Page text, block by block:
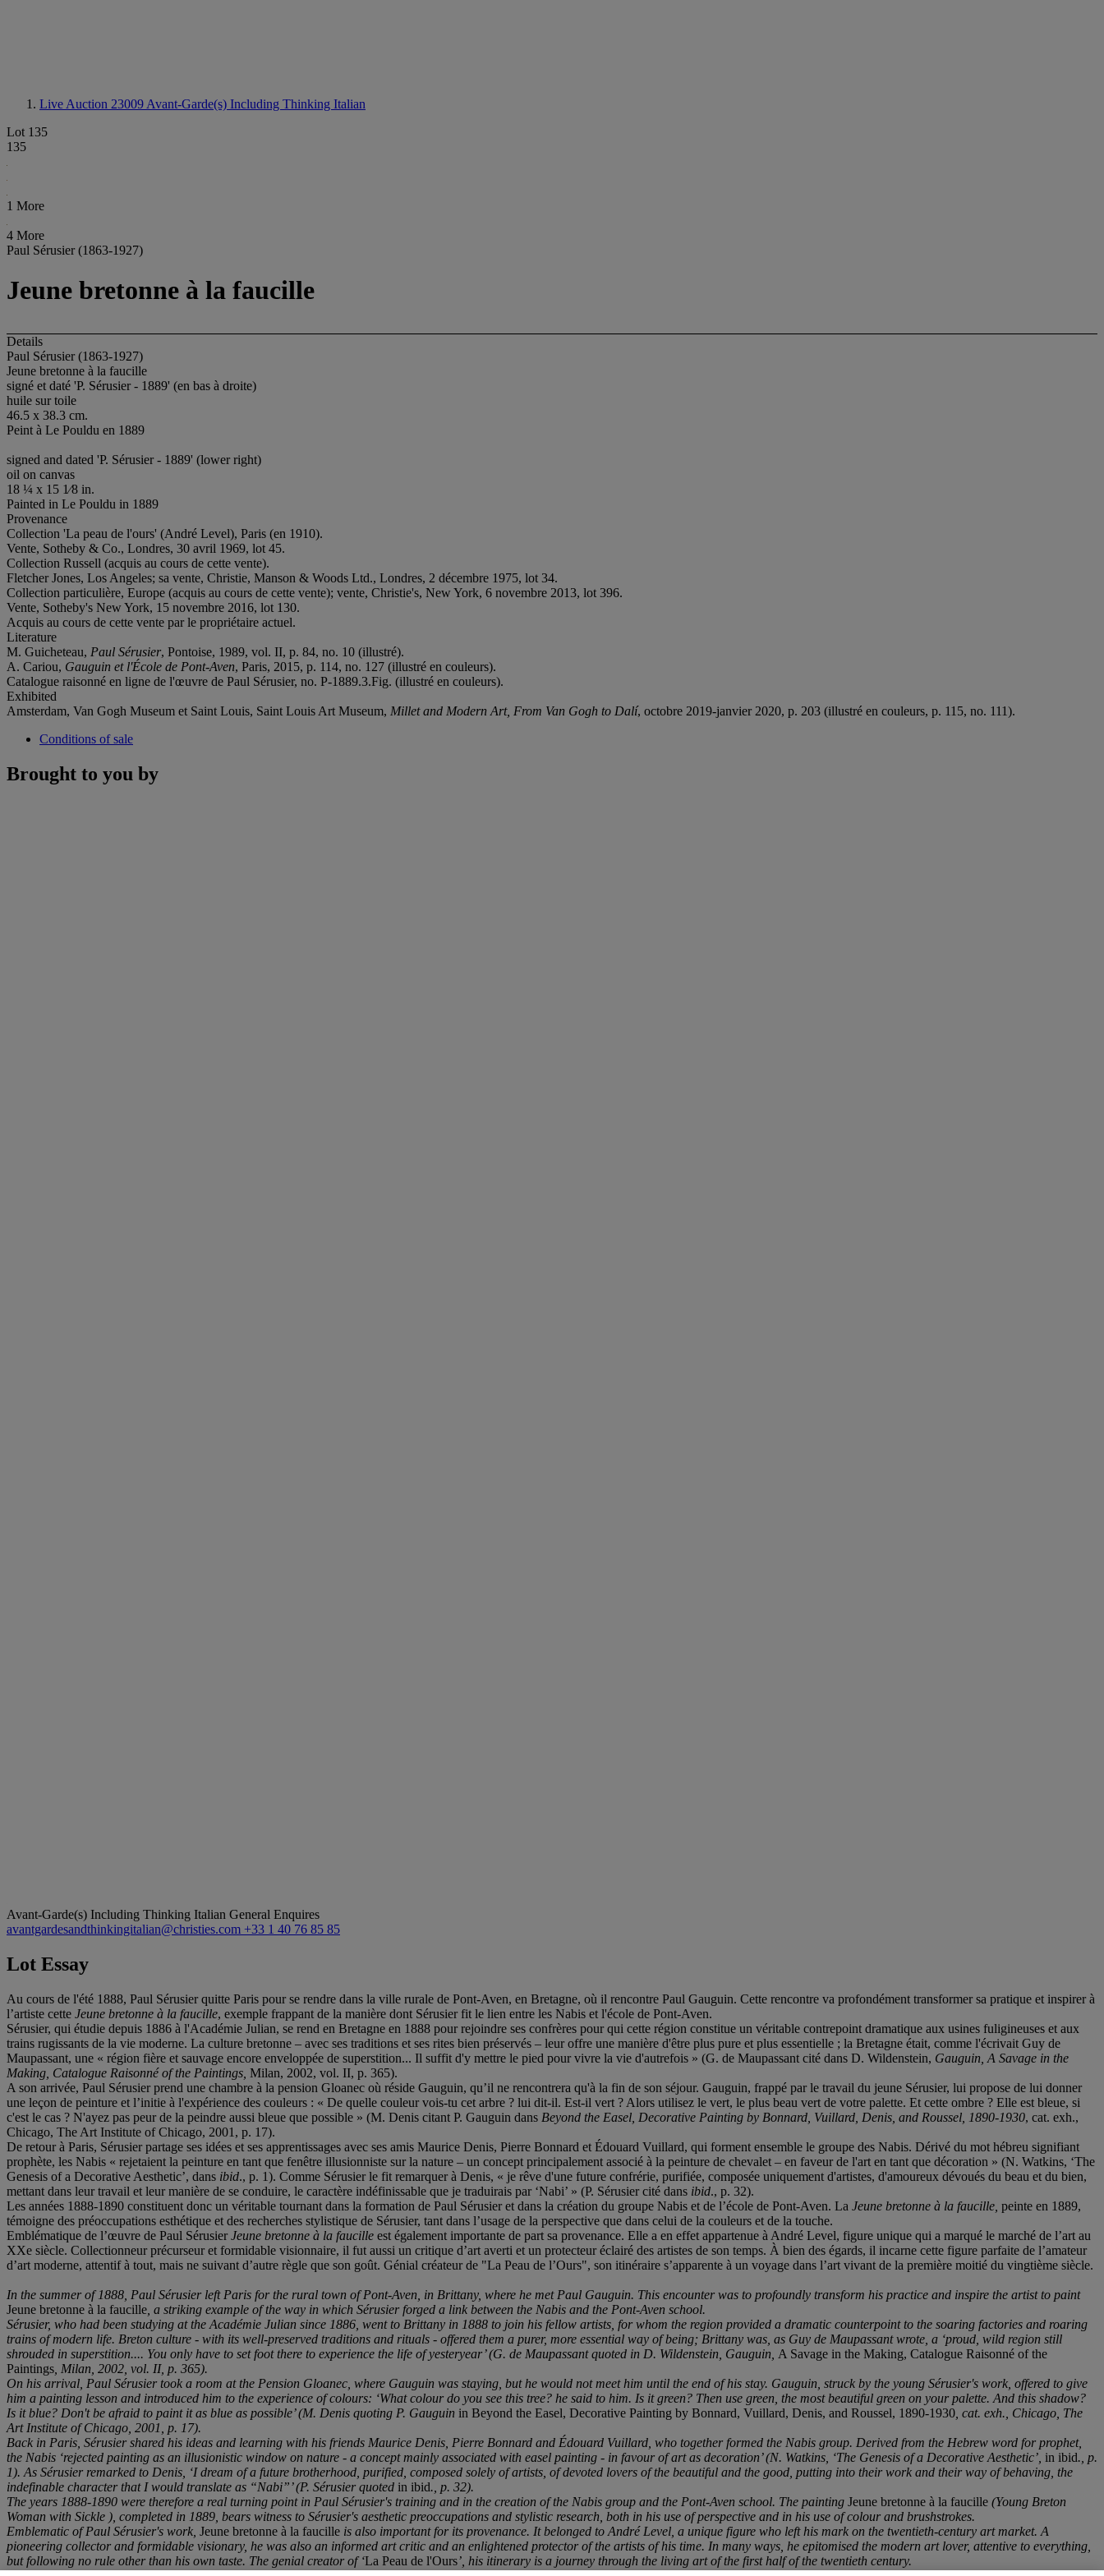
Live Auction 23009 Avant-Garde(s) Including Thinking Italian
Lot 135
135
1 More
4 More
Paul Sérusier (1863-1927)
Jeune bretonne à la faucille
Details
Paul Sérusier (1863-1927)
Jeune bretonne à la faucille
signé et daté 'P. Sérusier - 1889' (en bas à droite)
huile sur toile
46.5 x 38.3 cm.
Peint à Le Pouldu en 1889
signed and dated 'P. Sérusier - 1889' (lower right)
oil on canvas
18 ¼ x 15 1⁄8 in.
Painted in Le Pouldu in 1889
Provenance
Collection 'La peau de l'ours' (André Level), Paris (en 1910).
Vente, Sotheby & Co., Londres, 30 avril 1969, lot 45.
Collection Russell (acquis au cours de cette vente).
Fletcher Jones, Los Angeles; sa vente, Christie, Manson & Woods Ltd., Londres, 2 décembre 1975, lot 34.
Collection particulière, Europe (acquis au cours de cette vente); vente, Christie's, New York, 6 novembre 2013, lot 396.
Vente, Sotheby's New York, 15 novembre 2016, lot 130.
Acquis au cours de cette vente par le propriétaire actuel.
Literature
M. Guicheteau, Paul Sérusier, Pontoise, 1989, vol. II, p. 84, no. 10 (illustré).
A. Cariou, Gauguin et l'École de Pont-Aven, Paris, 2015, p. 114, no. 127 (illustré en couleurs).
Catalogue raisonné en ligne de l'œuvre de Paul Sérusier, no. P-1889.3.Fig. (illustré en couleurs).
Exhibited
Amsterdam, Van Gogh Museum et Saint Louis, Saint Louis Art Museum, Millet and Modern Art, From Van Gogh to Dalí, octobre 2019-janvier 20­20, p. 203 (illustré en couleurs, p. 115, no. 111).
Conditions of sale
Brought to you by
Avant-Garde(s) Including Thinking Italian General Enquires
avantgardesandthinkingitalian@christies.com +33 1 40 76 85 85
Lot Essay
Au cours de l'été 1888, Paul Sérusier quitte Paris pour se rendre dans la ville rurale de Pont-Aven, en Bretagne, où il rencontre Paul Gauguin. Cette rencontre va profondément transformer sa pratique et inspirer à
l’artiste cette Jeune bretonne à la faucille, exemple frappant de la manière dont Sérusier fit le lien entre les Nabis et l'école de Pont-Aven.
Sérusier, qui étudie depuis 1886 à l'Académie Julian, se rend en Bretagne en 1888 pour rejoindre ses confrères pour qui cette région constitue un véritable contrepoint dramatique aux usines fuligineuses et aux
trains rugissants de la vie moderne. La culture bretonne – avec ses traditions et ses rites bien préservés – leur offre une manière d'être plus pure et plus essentielle ; la Bretagne était, comme l'écrivait Guy de
Maupassant, une « région fière et sauvage encore enveloppée de superstition... Il suffit d'y mettre le pied pour vivre la vie d'autrefois » (G. de Maupassant cité dans D. Wildenstein, Gauguin, A Savage in the
Making, Catalogue Raisonné of the Paintings, Milan, 2002, vol. II, p. 365).
A son arrivée, Paul Sérusier prend une chambre à la pension Gloanec où réside Gauguin, qu’il ne rencontrera qu'à la fin de son séjour. Gauguin, frappé par le travail du jeune Sérusier, lui propose de lui donner
une leçon de peinture et l’initie à l'expérience des couleurs : « De quelle couleur vois-tu cet arbre ? lui dit-il. Est-il vert ? Alors utilisez le vert, le plus beau vert de votre palette. Et cette ombre ? Elle est bleue, si
c'est le cas ? N'ayez pas peur de la peindre aussi bleue que possible » (M. Denis citant P. Gauguin dans Beyond the Easel, Decorative Painting by Bonnard, Vuillard, Denis, and Roussel, 1890-1930, cat. exh.,
Chicago, The Art Institute of Chicago, 2001, p. 17).
De retour à Paris, Sérusier partage ses idées et ses apprentissages avec ses amis Maurice Denis, Pierre Bonnard et Édouard Vuillard, qui forment ensemble le groupe des Nabis. Dérivé du mot hébreu signifiant
prophète, les Nabis « rejetaient la peinture en tant que fenêtre illusionniste sur la nature – un concept principalement associé à la peinture de chevalet – en faveur de l'art en tant que décoration » (N. Watkins, ‘The
Genesis of a Decorative Aesthetic’, dans ibid., p. 1). Comme Sérusier le fit remarquer à Denis, « je rêve d'une future confrérie, purifiée, composée uniquement d'artistes, d'amoureux dévoués du beau et du bien,
mettant dans leur travail et leur manière de se conduire, le caractère indéfinissable que je traduirais par ‘Nabi’ » (P. Sérusier cité dans ibid., p. 32).
Les années 1888-1890 constituent donc un véritable tournant dans la formation de Paul Sérusier et dans la création du groupe Nabis et de l’école de Pont-Aven. La Jeune bretonne à la faucille, peinte en 1889,
témoigne des préoccupations esthétique et des recherches stylistique de Sérusier, tant dans l’usage de la perspective que dans celui de la couleurs et de la touche.
Emblématique de l’œuvre de Paul SérusierJeune bretonne à la faucille est également importante de part sa provenance. Elle a en effet appartenue à André Level, figure unique qui a marqué le marché de l’art au
XXe siècle. Collectionneur précurseur et formidable visionnaire, il fut aussi un critique d’art averti et un protecteur éclairé des artistes de son temps. À bien des égards, il incarne cette figure parfaite de l’amateur
d’art moderne, attentif à tout, mais ne suivant d’autre règle que son goût. Génial créateur de "La Peau de l’Ours", son itinéraire s’apparente à un voyage dans l’art vivant de la première moitié du vingtième siècle.
In the summer of 1888, Paul Sérusier left Paris for the rural town of Pont-Aven, in Brittany, where he met Paul Gauguin. This encounter was to profoundly transform his practice and inspire the artist to paint
Jeune bretonne à la faucille , a striking example of the way in which Sérusier forged a link between the Nabis and the Pont-Aven school.
Sérusier, who had been studying at the Académie Julian since 1886, went to Brittany in 1888 to join his fellow artists, for whom the region provided a dramatic counterpoint to the soaring factories and roaring
trains of modern life. Breton culture - with its well-preserved traditions and rituals - offered them a purer, more essential way of being; Brittany was, as Guy de Maupassant wrote, a ‘proud, wild region still
shrouded in superstition.... You only have to set foot there to experience the life of yesteryear’ (G. de Maupassant quoted in D. Wildenstein, Gauguin, A Savage in the Making, Catalogue Raisonné of the
Paintings , Milan, 2002, vol. II, p. 365).
On his arrival, Paul Sérusier took a room at the Pension Gloanec, where Gauguin was staying, but he would not meet him until the end of his stay. Gauguin, struck by the young Sérusier's work, offered to give
him a painting lesson and introduced him to the experience of colours: ‘What colour do you see this tree? he said to him. Is it green? Then use green, the most beautiful green on your palette. And this shadow?
Is it blue? Don't be afraid to paint it as blue as possible’ (M. Denis quoting P. Gauguin in Beyond the Easel, Decorative Painting by Bonnard, Vuillard, Denis, and Roussel, 1890-1930 , cat. exh., Chicago, The
Art Institute of Chicago, 2001, p. 17).
Back in Paris, Sérusier shared his ideas and learning with his friends Maurice Denis, Pierre Bonnard and Édouard Vuillard, who together formed the Nabis group. Derived from the Hebrew word for prophet,
the Nabis ‘rejected painting as an illusionistic window on nature - a concept mainly associated with easel painting - in favour of art as decoration’ (N. Watkins, ‘The Genesis of a Decorative Aesthetic’, in ibid., p.
1). As Sérusier remarked to Denis, ‘I dream of a future brotherhood, purified, composed solely of artists, of devoted lovers of the beautiful and the good, putting into their work and their way of behaving, the
indefinable character that I would translate as “Nabi”’ (P. Sérusier quoted in ibid., p. 32).
The years 1888-1890 were therefore a real turning point in Paul Sérusier's training and in the creation of the Nabis group and the Pont-Aven school. The painting Jeune bretonne à la faucille (Young Breton
Woman with Sickle ), completed in 1889, bears witness to Sérusier's aesthetic preoccupations and stylistic research, both in his use of perspective and in his use of colour and brushstrokes.
Emblematic of Paul Sérusier's work, Jeune bretonne à la faucille is also important for its provenance. It belonged to André Level, a unique figure who left his mark on the twentieth-century art market. A
pioneering collector and formidable visionary, he was also an informed art critic and an enlightened protector of the artists of his time. In many ways, he epitomised the modern art lover, attentive to everything,
but following no rule other than his own taste. The genial creator of ‘La Peau de l'Ours’, his itinerary is a journey through the living art of the first half of the twentieth century.